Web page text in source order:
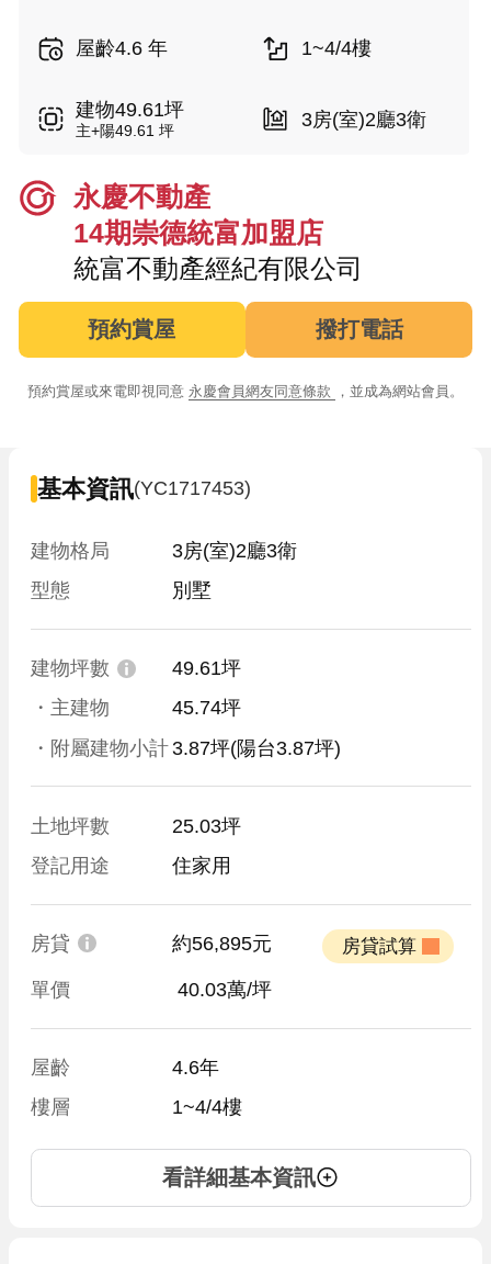
屋齡4.6 年 1~4/4樓
建物49.61坪
主+陽49.61 坪 3房(室)2廳3衛
永慶不動產
14期崇德統富加盟店
統富不動產經紀有限公司
預約賞屋 撥打電話
預約賞屋或來電即視同意 永慶會員網友同意條款 ，並成為網站會員。
基本資訊(YC1717453)
建物格局
3房(室)2廳3衛
型態
別墅
建物坪數
49.61坪
・主建物
45.74坪
・附屬建物小計 3.87坪(陽台3.87坪)
土地坪數
25.03坪
登記用途
住家用
房貸 約56,895元
單價 40.03萬/坪
屋齡
4.6年
樓層
1~4/4樓
看詳細基本資訊